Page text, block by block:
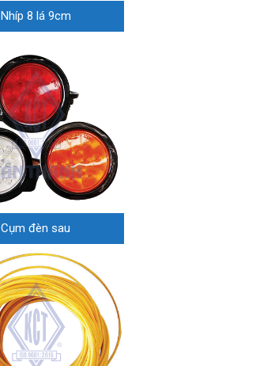
Nhíp 8 lá 9cm
Cụm đèn sau